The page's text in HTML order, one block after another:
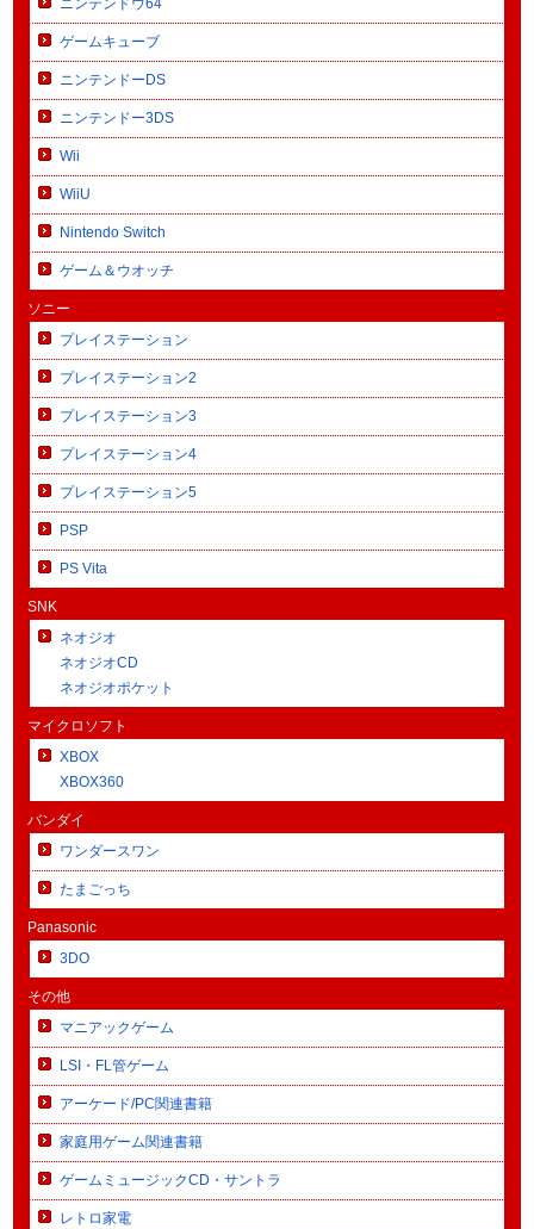
ニンテンドウ64
ゲームキューブ
ニンテンドーDS
ニンテンドー3DS
Wii
WiiU
Nintendo Switch
ゲーム＆ウオッチ
ソニー
プレイステーション
プレイステーション2
プレイステーション3
プレイステーション4
プレイステーション5
PSP
PS Vita
SNK
ネオジオ
ネオジオCD
ネオジオポケット
マイクロソフト
XBOX
XBOX360
バンダイ
ワンダースワン
たまごっち
Panasonic
3DO
その他
マニアックゲーム
LSI・FL管ゲーム
アーケード/PC関連書籍
家庭用ゲーム関連書籍
ゲームミュージックCD・サントラ
レトロ家電